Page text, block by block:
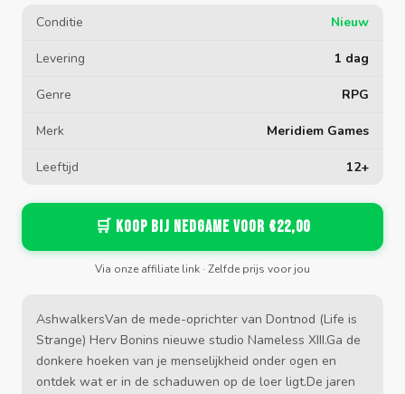
Conditie Nieuw
Levering 1 dag
Genre RPG
Merk Meridiem Games
Leeftijd 12+
🛒 Koop bij Nedgame voor €22,00
Via onze affiliate link · Zelfde prijs voor jou
AshwalkersVan de mede-oprichter van Dontnod (Life is
Strange) Herv Bonins nieuwe studio Nameless XIII.Ga de
donkere hoeken van je menselijkheid onder ogen en
ontdek wat er in de schaduwen op de loer ligt.De jaren